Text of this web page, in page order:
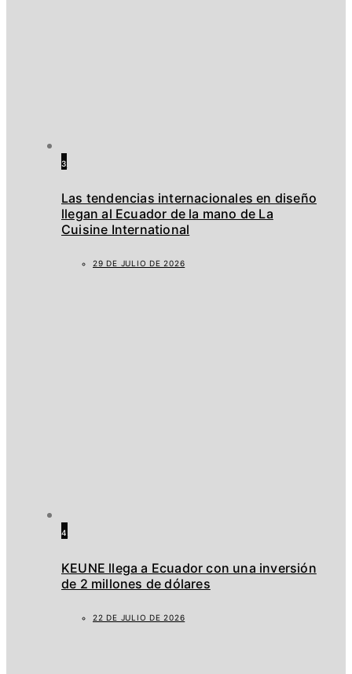
3
Las tendencias internacionales en diseño
llegan al Ecuador de la mano de La
Cuisine International
29 DE JULIO DE 2026
4
KEUNE llega a Ecuador con una inversión
de 2 millones de dólares
22 DE JULIO DE 2026